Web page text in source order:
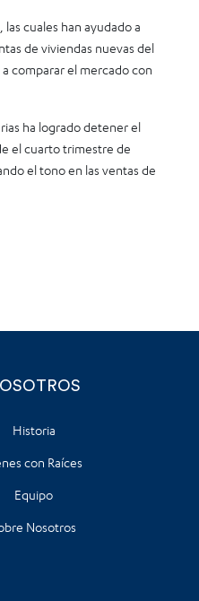
cuales han ayudado a
de viviendas nuevas del
comparar el mercado con
ha logrado detener el
el cuarto trimestre de
el tono en las ventas de
Historia
con Raíces
Equipo
Nosotros